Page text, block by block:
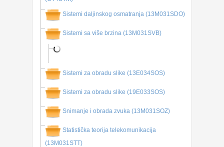
Sistemi daljinskog osmatranja (13M031SDO)
Sistemi sa više brzina (13M031SVB)
Sistemi za obradu slike (13E034SOS)
Sistemi za obradu slike (19E033SOS)
Snimanje i obrada zvuka (13M031SOZ)
Statistička teorija telekomunikacija
(13M031STT)